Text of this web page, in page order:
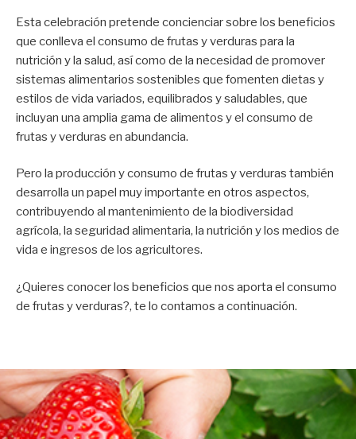
Esta celebración pretende concienciar sobre los beneficios
que conlleva el consumo de frutas y verduras para la
nutrición y la salud, así como de la necesidad de promover
sistemas alimentarios sostenibles que fomenten dietas y
estilos de vida variados, equilibrados y saludables, que
incluyan una amplia gama de alimentos y el consumo de
frutas y verduras en abundancia.
Pero la producción y consumo de frutas y verduras también
desarrolla un papel muy importante en otros aspectos,
contribuyendo al mantenimiento de la biodiversidad
agrícola, la seguridad alimentaria, la nutrición y los medios de
vida e ingresos de los agricultores.
¿Quieres conocer los beneficios que nos aporta el consumo
de frutas y verduras?, te lo contamos a continuación.